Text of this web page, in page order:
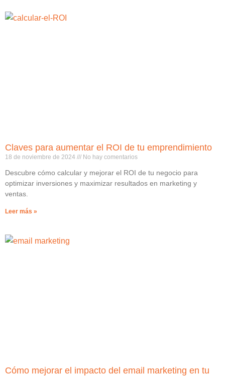
Claves para aumentar el ROI de tu emprendimiento
18 de noviembre de 2024 No hay comentarios
Descubre cómo calcular y mejorar el ROI de tu negocio para
optimizar inversiones y maximizar resultados en marketing y
ventas.
Leer más »
Cómo mejorar el impacto del email marketing en tu